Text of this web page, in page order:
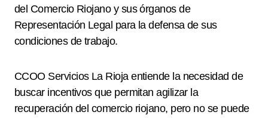
del Comercio Riojano y sus órganos de
Representación Legal para la defensa de sus
condiciones de trabajo.
CCOO Servicios La Rioja entiende la necesidad de
buscar incentivos que permitan agilizar la
recuperación del comercio riojano, pero no se puede